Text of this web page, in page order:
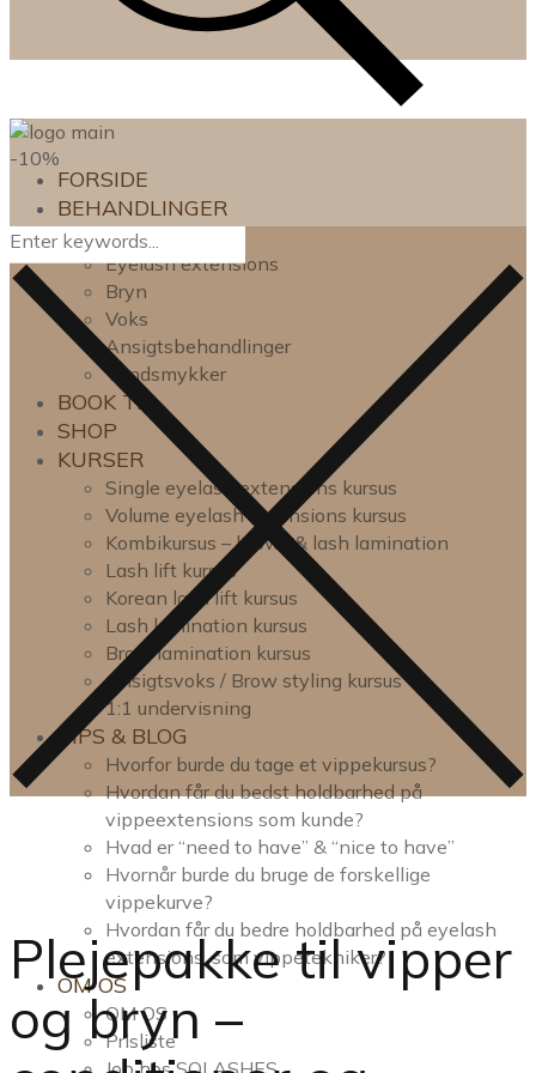
FORSIDE
BEHANDLINGER
Lash lift
Eyelash extensions
Bryn
Voks
Ansigtsbehandlinger
Tandsmykker
BOOK TID
SHOP
KURSER
Single eyelash extensions kursus
Volume eyelash extensions kursus
Kombikursus – brow- & lash lamination
Lash lift kursus
Korean lash lift kursus
Lash lamination kursus
Brow lamination kursus
Ansigtsvoks / Brow styling kursus
1:1 undervisning
TIPS & BLOG
Hvorfor burde du tage et vippekursus?
Hvordan får du bedst holdbarhed på
vippeextensions som kunde?
Hvad er “need to have” & “nice to have”
Hvornår burde du bruge de forskellige
vippekurve?
Hvordan får du bedre holdbarhed på eyelash
extensions, som vippetekniker?
OM OS
OM OS
Prisliste
Job hos SOLASHES
-10%
Plejepakke til vipper
og bryn –